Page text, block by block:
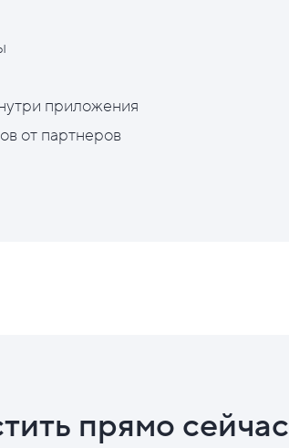
приложения
от партнеров
прямо сейчас